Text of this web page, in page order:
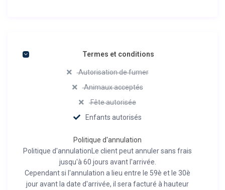
Termes et conditions
Autorisation de fumer
Animaux acceptés
Fête autorisée
Enfants autorisés
Politique d'annulation
Politique d'annulationLe client peut annuler sans frais
jusqu'à 60 jours avant l'arrivée.
Cependant si l'annulation a lieu entre le 59è et le 30è
jour avant la date d'arrivée, il sera facturé à hauteur